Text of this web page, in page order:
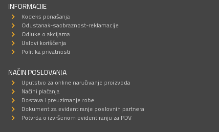
INFORMACIJE
Kodeks ponašanja
Odustanak-saobraznost-reklamacije
Odluke o akcijama
Uslovi korišćenja
Politika privatnosti
NAČIN POSLOVANJA
Uputstvo za online naručivanje proizvoda
Načini plaćanja
Dostava I preuzimanje robe
Dokument za evidentiranje poslovnih partnera
Potvrda o izvršenom evidentiranju za PDV